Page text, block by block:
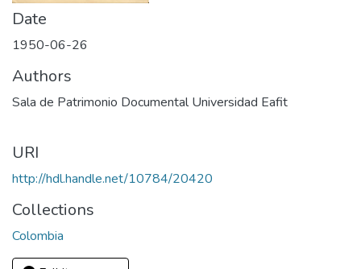
Date
1950-06-26
Authors
Sala de Patrimonio Documental Universidad Eafit
URI
http://hdl.handle.net/10784/20420
Collections
Colombia